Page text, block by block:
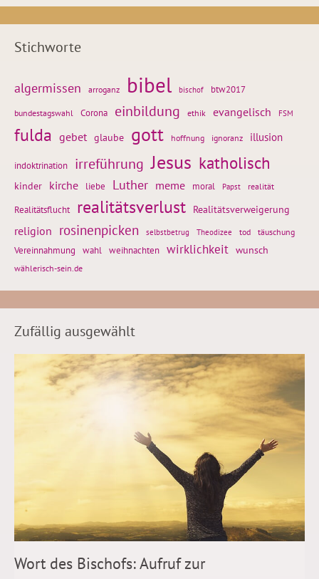
Stichworte
algermissen arroganz bibel bischof btw2017
bundestagswahl Corona einbildung ethik evangelisch FSM
fulda gebet glaube gott hoffnung ignoranz illusion
indoktrination irreführung Jesus katholisch
kinder kirche liebe Luther meme moral Papst realität
Realitätsflucht realitätsverlust Realitätsverweigerung
religion rosinenpicken selbstbetrug Theodizee tod täuschung
Vereinnahmung wahl weihnachten wirklichkeit wunsch
wählerisch-sein.de
Zufällig ausgewählt
Wort des Bischofs: Aufruf zur